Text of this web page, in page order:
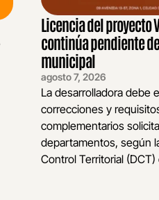
Licencia del proyecto
continúa pendiente
municipal
agosto 7, 2026
La desarrolladora debe
correcciones y
complementarios
departamentos, según
Control Territorial (DCT)